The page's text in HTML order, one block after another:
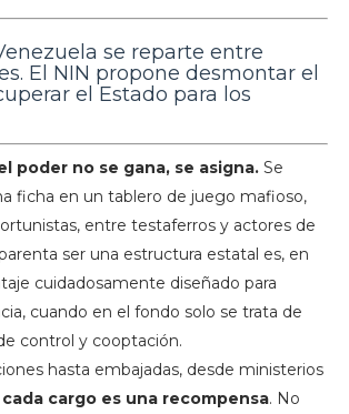
se reparte entre
El NIN propone desmontar el
el Estado para los
poder no se gana, se asigna.Se
ficha en un tablero de juego mafioso,
entre testaferros y actores de
ser una estructura estatal es, en
cuidadosamente diseñado para
cuando en el fondo solo se trata de
control y cooptación.
hasta embajadas, desde ministerios
cada cargo es una recompensa. No